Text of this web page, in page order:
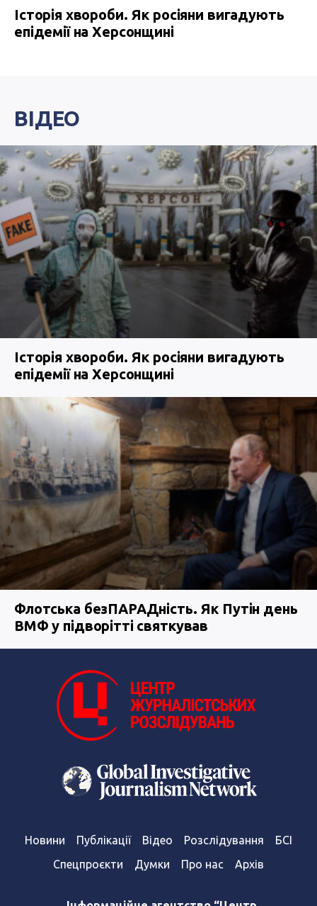
Історія хвороби. Як росіяни вигадують
епідемії на Херсонщині
ВІДЕО
Історія хвороби. Як росіяни вигадують
епідемії на Херсонщині
Флотська безПАРАДність. Як Путін день
ВМФ у підворітті святкував
Новини Публікації Відео Розслідування
БСІ
Спецпроєкти
Думки Про нас Архів